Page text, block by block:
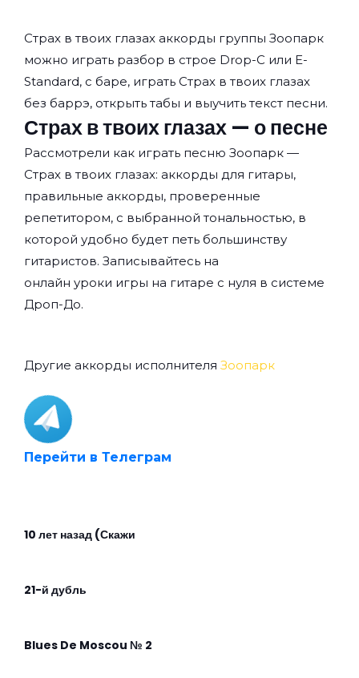
Страх в твоих глазах аккорды группы Зоопарк
можно играть разбор в строе Drop-C или E-
Standard, с баре, играть Страх в твоих глазах
без баррэ, открыть табы и выучить текст песни.
Страх в твоих глазах — о песне
Рассмотрели как играть песню Зоопарк —
Страх в твоих глазах: аккорды для гитары,
правильные аккорды, проверенные
репетитором, с выбранной тональностью, в
которой удобно будет петь большинству
гитаристов. Записывайтесь на
онлайн уроки игры на гитаре с нуля в системе
Дроп-До.
Другие аккорды исполнителя Зоопарк
Перейти в Телеграм
10 лет назад (Скажи
21-й дубль
Blues De Moscou № 2